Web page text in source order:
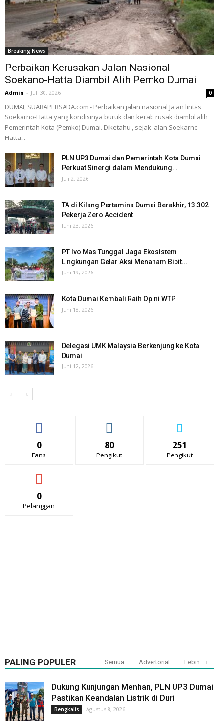
Breaking News
Perbaikan Kerusakan Jalan Nasional
Soekano-Hatta Diambil Alih Pemko Dumai
Admin - Juli 30, 2026 0
DUMAI, SUARAPERSADA.com - Perbaikan jalan nasional Jalan lintas
Soekarno-Hatta yang kondisinya buruk dan kerab rusak diambil alih
Pemerintah Kota (Pemko) Dumai. Diketahui, sejak jalan Soekarno-
Hatta...
PLN UP3 Dumai dan Pemerintah Kota Dumai
Perkuat Sinergi dalam Mendukung...
Juli 2, 2026
TA di Kilang Pertamina Dumai Berakhir, 13.302
Pekerja Zero Accident
Juni 23, 2026
PT Ivo Mas Tunggal Jaga Ekosistem
Lingkungan Gelar Aksi Menanam Bibit...
Juni 19, 2026
Kota Dumai Kembali Raih Opini WTP
Juni 18, 2026
Delegasi UMK Malaysia Berkenjung ke Kota
Dumai
Juni 12, 2026
0
Fans
80
Pengikut
251
Pengikut
0
Pelanggan
PALING POPULER Semua Advertorial Lebih
Dukung Kunjungan Menhan, PLN UP3 Dumai
Pastikan Keandalan Listrik di Duri
Bengkalis Agustus 8, 2026